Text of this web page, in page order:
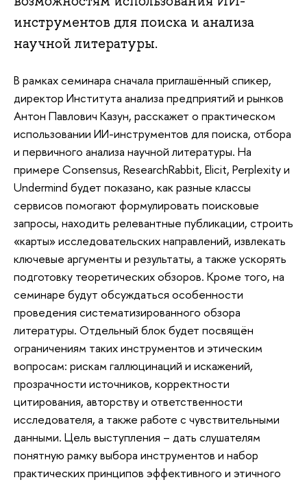
инструментов для поиска и анализа
научной литературы.
В рамках семинара сначала приглашённый спикер,
директор Института анализа предприятий и рынков
Антон Павлович Казун, расскажет о практическом
использовании ИИ-инструментов для поиска, отбора
и первичного анализа научной литературы. На
примере Consensus, ResearchRabbit, Elicit, Perplexity и
Undermind будет показано, как разные классы
сервисов помогают формулировать поисковые
запросы, находить релевантные публикации, строить
«карты» исследовательских направлений, извлекать
ключевые аргументы и результаты, а также ускорять
подготовку теоретических обзоров. Кроме того, на
семинаре будут обсуждаться особенности
проведения систематизированного обзора
литературы. Отдельный блок будет посвящён
ограничениям таких инструментов и этическим
вопросам: рискам галлюцинаций и искажений,
прозрачности источников, корректности
цитирования, авторству и ответственности
исследователя, а также работе с чувствительными
данными. Цель выступления – дать слушателям
понятную рамку выбора инструментов и набор
практических принципов эффективного и этичного